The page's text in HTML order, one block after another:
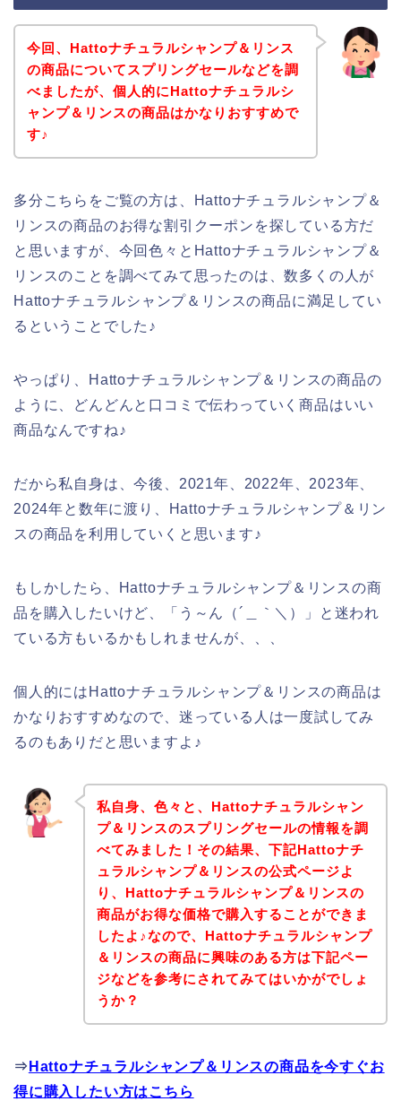
今回、Hattoナチュラルシャンプ＆リンス
の商品についてスプリングセールなどを調
べましたが、個人的にHattoナチュラルシ
ャンプ＆リンスの商品はかなりおすすめで
す♪
多分こちらをご覧の方は、Hattoナチュラルシャンプ＆
リンスの商品のお得な割引クーポンを探している方だ
と思いますが、今回色々とHattoナチュラルシャンプ＆
リンスのことを調べてみて思ったのは、数多くの人が
Hattoナチュラルシャンプ＆リンスの商品に満足してい
るということでした♪
やっぱり、Hattoナチュラルシャンプ＆リンスの商品の
ように、どんどんと口コミで伝わっていく商品はいい
商品なんですね♪
だから私自身は、今後、2021年、2022年、2023年、
2024年と数年に渡り、Hattoナチュラルシャンプ＆リン
スの商品を利用していくと思います♪
もしかしたら、Hattoナチュラルシャンプ＆リンスの商
品を購入したいけど、「う～ん（´＿｀＼）」と迷われ
ている方もいるかもしれませんが、、、
個人的にはHattoナチュラルシャンプ＆リンスの商品は
かなりおすすめなので、迷っている人は一度試してみ
るのもありだと思いますよ♪
私自身、色々と、Hattoナチュラルシャン
プ＆リンスのスプリングセールの情報を調
べてみました！その結果、下記Hattoナチ
ュラルシャンプ＆リンスの公式ページよ
り、Hattoナチュラルシャンプ＆リンスの
商品がお得な価格で購入することができま
したよ♪なので、Hattoナチュラルシャンプ
＆リンスの商品に興味のある方は下記ペー
ジなどを参考にされてみてはいかがでしょ
うか？
⇒ Hattoナチュラルシャンプ＆リンスの商品を今すぐお
得に購入したい方はこちら